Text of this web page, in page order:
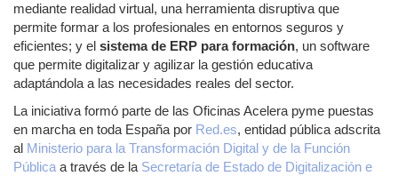
mediante realidad virtual, una herramienta disruptiva que
permite formar a los profesionales en entornos seguros y
eficientes; y el sistema de ERP para formación, un software
que permite digitalizar y agilizar la gestión educativa
adaptándola a las necesidades reales del sector.
La iniciativa formó parte de las Oficinas Acelera pyme puestas
en marcha en toda España por Red.es, entidad pública adscrita
al Ministerio para la Transformación Digital y de la Función
Pública a través de la Secretaría de Estado de Digitalización e